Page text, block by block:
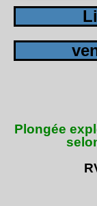
Plongée